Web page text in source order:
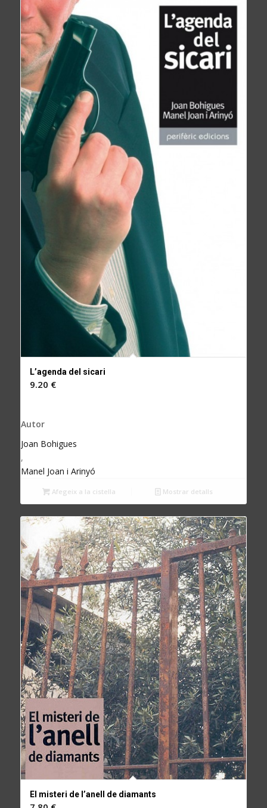
L’agenda del sicari
9.20 €
Autor
Joan Bohigues
,
Manel Joan i Arinyó
Afegeix a la cistella Mostrar detalls
El misteri de l’anell de diamants